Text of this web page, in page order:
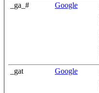
_ga_# Google
_gat Google